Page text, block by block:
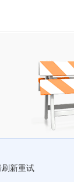
新重试